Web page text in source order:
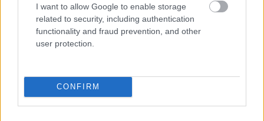
I want to allow Google to enable storage
related to security, including authentication
functionality and fraud prevention, and other
user protection.
CONFIRM
billy cobham